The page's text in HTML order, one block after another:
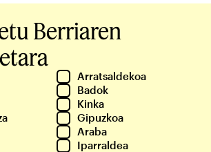
Berriaren
Arratsaldekoa
Badok
Kinka
Gipuzkoa
Araba
Iparraldea